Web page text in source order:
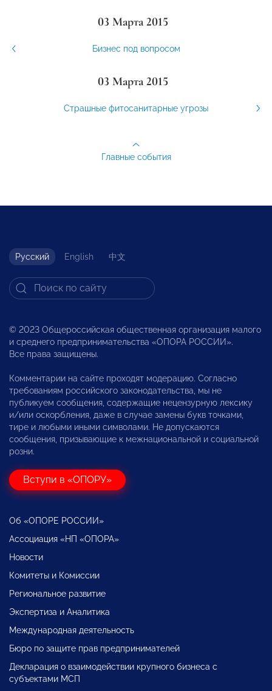
03 Марта 2015
Бизнес под вопросом
03 Марта 2015
Страшные фитосанитарные угрозы
Главные события
Русский English 中文
© 2023 Общероссийская общественная организация малого
и среднего предпринимательства «ОПОРА РОССИИ».
Все права защищены.
Комментарии на сайте проходят модерацию. Согласно
требованиям российского законодательства, мы не
публикуем сообщения, содержащие нецензурную лексику
и/или оскорбления, даже в случае замены букв точками,
тире и любыми иными символами. Не допускаются
сообщения, призывающие к межнациональной и социальной
розни.
Вступи в «ОПОРУ»
Об «ОПОРЕ РОССИИ»
Ассоциация «НП «ОПОРА»
Новости
Комитеты и Комиссии
Региональное развитие
Экспертиза и Аналитика
Международная деятельность
Бюро по защите прав предпринимателей
Декларация о взаимодействии крупного бизнеса с
субъектами МСП